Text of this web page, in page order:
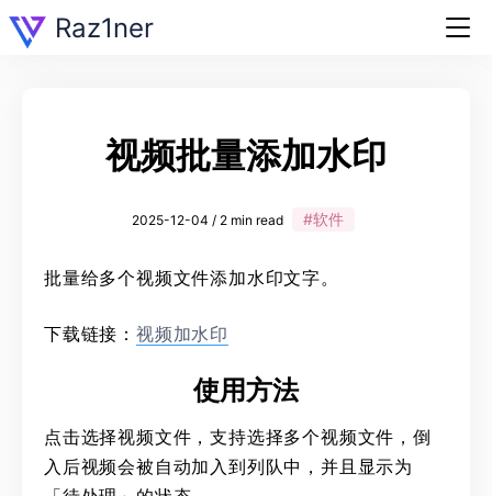
Raz1ner
视频批量添加水印
2025-12-04 / 2 min read #软件
批量给多个视频文件添加水印文字。
下载链接： 视频加水印
使用方法
点击选择视频文件，支持选择多个视频文件，倒
入后视频会被自动加入到列队中，并且显示为